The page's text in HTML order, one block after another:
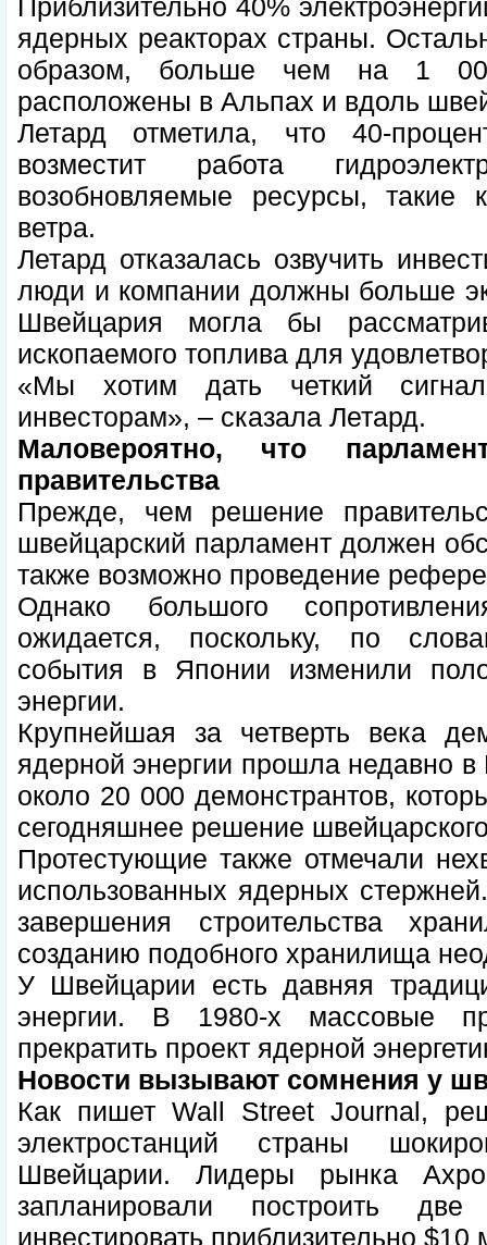
Приблизительно 40%
ядерных реакторах страны.
образом, больше чем на 1 000
расположены в Альпах и вдоль
Летард отметила, что 40-
возместит работа
возобновляемые ресурсы, такие
ветра.
Летард отказалась озвучить
люди и компании должны больше
Швейцария могла бы
ископаемого топлива для
«Мы хотим дать четкий
инвесторам», – сказала Летард.
Маловероятно, что
правительства
Прежде, чем решение
швейцарский парламент должен
также возможно проведение
Однако большого
ожидается, поскольку, по
события в Японии изменили
энергии.
Крупнейшая за четверть века
ядерной энергии прошла недавно
около 20 000 демонстрантов,
сегодняшнее решение
Протестующие также отмечали
использованных ядерных
завершения строительства
созданию подобного хранилища
У Швейцарии есть давняя
энергии. В 1980-х массовые
прекратить проект ядерной
Новости вызывают сомнения у
Как пишет Wall Street Journal,
электростанций страны
Швейцарии. Лидеры рынка
запланировали построить
инвестировать приблизительно